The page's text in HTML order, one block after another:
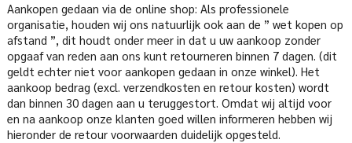
Aankopen gedaan via de online shop: Als professionele
organisatie, houden wij ons natuurlijk ook aan de ” wet kopen op
afstand ”, dit houdt onder meer in dat u uw aankoop zonder
opgaaf van reden aan ons kunt retourneren binnen 7 dagen. (dit
geldt echter niet voor aankopen gedaan in onze winkel). Het
aankoop bedrag (excl. verzendkosten en retour kosten) wordt
dan binnen 30 dagen aan u teruggestort. Omdat wij altijd voor
en na aankoop onze klanten goed willen informeren hebben wij
hieronder de retour voorwaarden duidelijk opgesteld.